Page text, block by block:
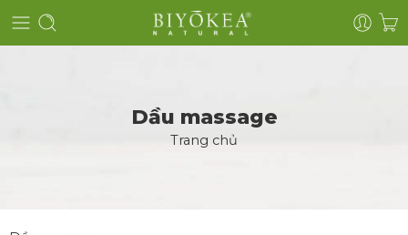
Dầu massage
Trang chủ